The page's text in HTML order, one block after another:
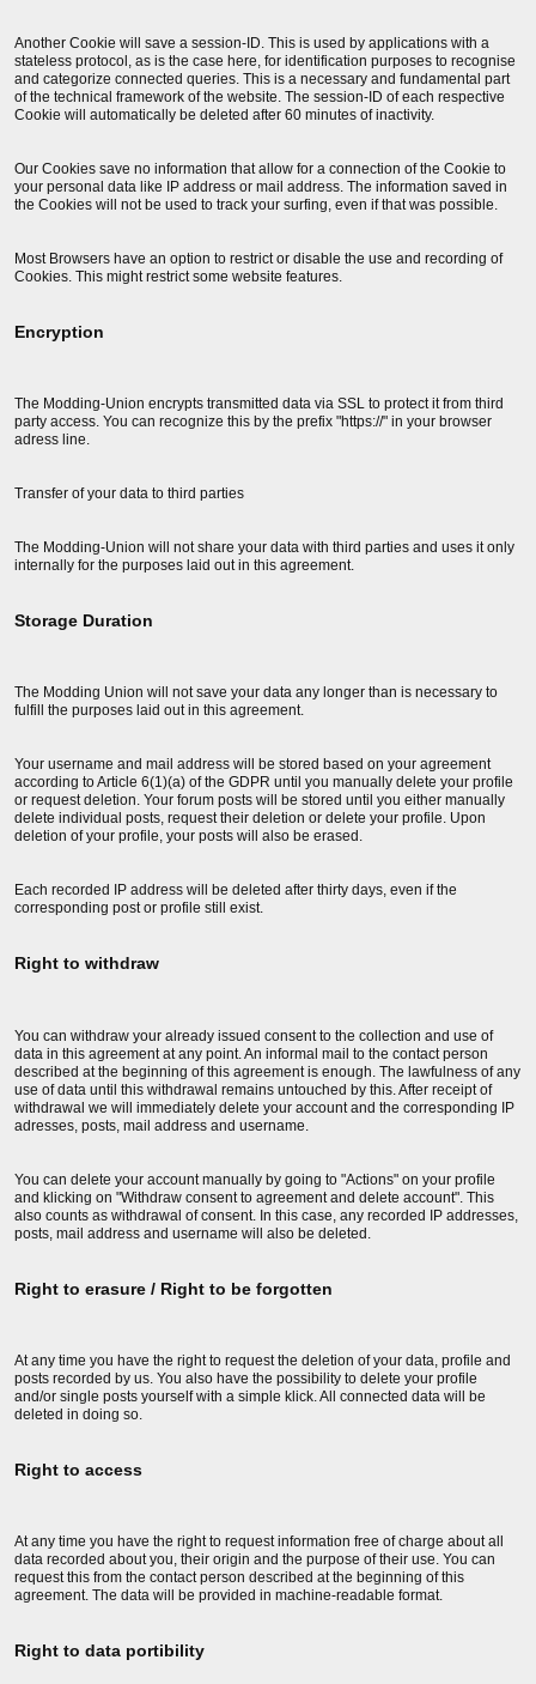
Another Cookie will save a session-ID. This is used by applications with a
stateless protocol, as is the case here, for identification purposes to recognise
and categorize connected queries. This is a necessary and fundamental part
of the technical framework of the website. The session-ID of each respective
Cookie will automatically be deleted after 60 minutes of inactivity.
Our Cookies save no information that allow for a connection of the Cookie to
your personal data like IP address or mail address. The information saved in
the Cookies will not be used to track your surfing, even if that was possible.
Most Browsers have an option to restrict or disable the use and recording of
Cookies. This might restrict some website features.
Encryption
The Modding-Union encrypts transmitted data via SSL to protect it from third
party access. You can recognize this by the prefix "https://" in your browser
adress line.
Transfer of your data to third parties
The Modding-Union will not share your data with third parties and uses it only
internally for the purposes laid out in this agreement.
Storage Duration
The Modding Union will not save your data any longer than is necessary to
fulfill the purposes laid out in this agreement.
Your username and mail address will be stored based on your agreement
according to Article 6(1)(a) of the GDPR until you manually delete your profile
or request deletion. Your forum posts will be stored until you either manually
delete individual posts, request their deletion or delete your profile. Upon
deletion of your profile, your posts will also be erased.
Each recorded IP address will be deleted after thirty days, even if the
corresponding post or profile still exist.
Right to withdraw
You can withdraw your already issued consent to the collection and use of
data in this agreement at any point. An informal mail to the contact person
described at the beginning of this agreement is enough. The lawfulness of any
use of data until this withdrawal remains untouched by this. After receipt of
withdrawal we will immediately delete your account and the corresponding IP
adresses, posts, mail address and username.
You can delete your account manually by going to "Actions" on your profile
and klicking on "Withdraw consent to agreement and delete account". This
also counts as withdrawal of consent. In this case, any recorded IP addresses,
posts, mail address and username will also be deleted.
Right to erasure / Right to be forgotten
At any time you have the right to request the deletion of your data, profile and
posts recorded by us. You also have the possibility to delete your profile
and/or single posts yourself with a simple klick. All connected data will be
deleted in doing so.
Right to access
At any time you have the right to request information free of charge about all
data recorded about you, their origin and the purpose of their use. You can
request this from the contact person described at the beginning of this
agreement. The data will be provided in machine-readable format.
Right to data portibility